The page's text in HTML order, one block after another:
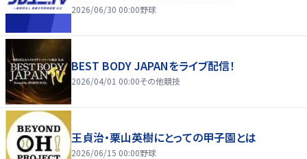
2026/06/30 00:00野球
BEST BODY JAPANをライブ配信！
2026/04/01 00:00その他競技
王貞治・栗山英樹にとっての甲子園とは
2026/06/15 00:00野球